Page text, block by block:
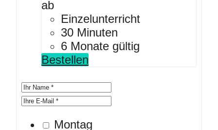
ab
Einzelunterricht
30 Minuten
6 Monate gültig
Bestellen
Montag